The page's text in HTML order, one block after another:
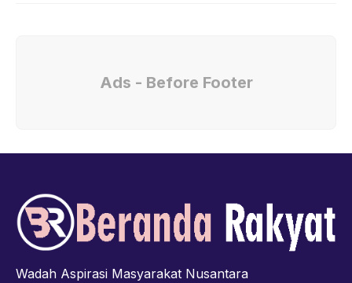
Ads - Before Footer
Wadah Aspirasi Masyarakat Nusantara